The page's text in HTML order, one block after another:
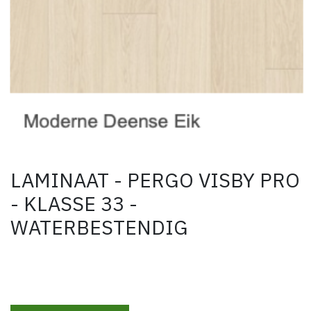
LAMINAAT - PERGO VISBY PRO
- KLASSE 33 -
WATERBESTENDIG